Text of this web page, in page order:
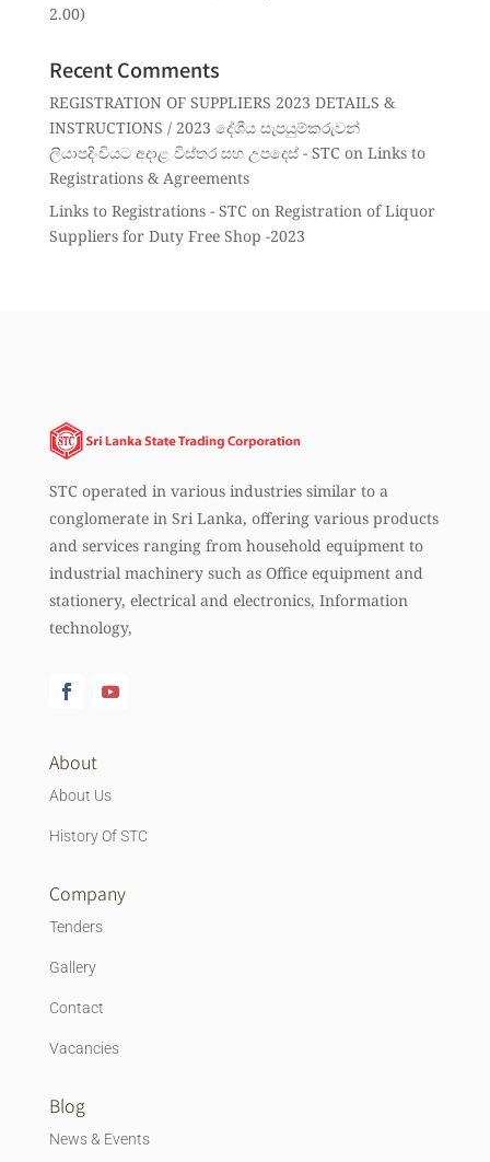
2.00)
Recent Comments
REGISTRATION OF SUPPLIERS 2023 DETAILS &
INSTRUCTIONS / 2023 දේශීය සැපයුම්කරුවන්
ලියාපදිංචියට අදාළ විස්තර සහ උපදෙස් - STC on Links to
Registrations & Agreements
Links to Registrations - STC on Registration of Liquor
Suppliers for Duty Free Shop -2023
STC operated in various industries similar to a
conglomerate in Sri Lanka, offering various products
and services ranging from household equipment to
industrial machinery such as Office equipment and
stationery, electrical and electronics, Information
technology,
About
About Us
History Of STC
Company
Tenders
Gallery
Contact
Vacancies
Blog
News & Events